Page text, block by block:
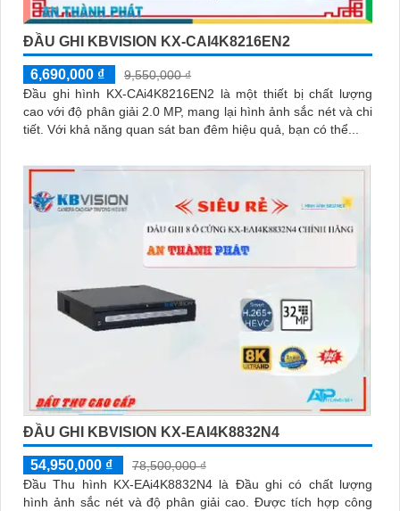
ĐẦU GHI KBVISION KX-CAI4K8216EN2
6,690,000 ₫
9,550,000 ₫
Đầu ghi hình KX-CAi4K8216EN2 là một thiết bị chất lượng
cao với độ phân giải 2.0 MP, mang lại hình ảnh sắc nét và chi
tiết. Với khả năng quan sát ban đêm hiệu quả, bạn có thể...
ĐẦU GHI KBVISION KX-EAI4K8832N4
54,950,000 ₫
78,500,000 ₫
Đầu Thu hình KX-EAi4K8832N4 là Đầu ghi có chất lượng
hình ảnh sắc nét và độ phân giải cao. Được tích hợp công